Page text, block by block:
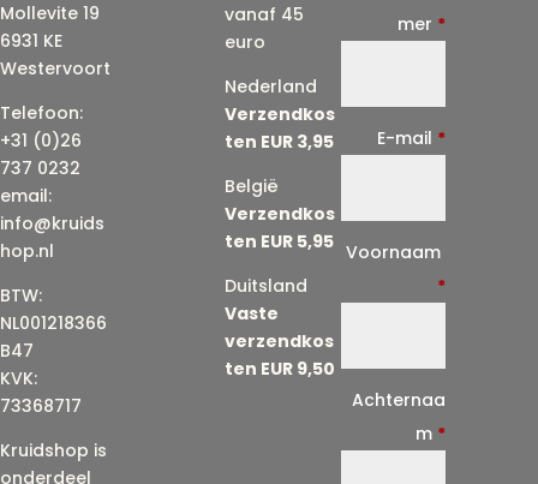
Mollevite 19
6931 KE
Westervoort
Telefoon:
+31 (0)26
737 0232
email:
info@kruids
hop.nl
BTW:
NL001218366
B47
KVK:
73368717
Kruidshop is
onderdeel
vanaf 45
euro
Nederland
Verzendkos
ten EUR 3,95
België
Verzendkos
ten EUR 5,95
Duitsland
Vaste
verzendkos
ten EUR 9,50
mer *
E-mail *
Voornaam
*
Achternaa
m *